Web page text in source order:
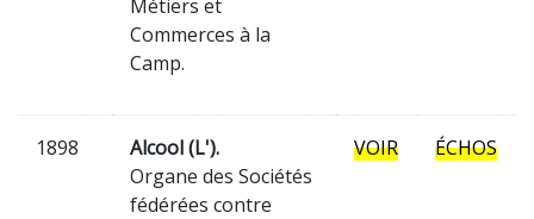
Métiers et
Commerces à la
Camp.
1898
Alcool (L').
Organe des Sociétés
fédérées contre
VOIR ÉCHOS